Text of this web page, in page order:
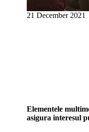
21 December 2021
Elementele
asigura interesul